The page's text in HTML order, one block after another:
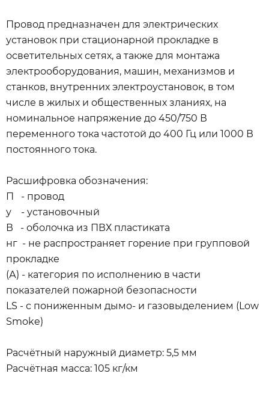
Провод предназначен для электрических
установок при стационарной прокладке в
осветительных сетях, а также для монтажа
электрооборудования, машин, механизмов и
станков, внутренних электроустановок, в том
числе в жилых и общественных зланиях, на
номинальное напряжение до 450/750 В
переменного тока частотой до 400 Гц или 1000 В
постоянного тока.
Расшифровка обозначения:
П - провод
у - установочный
В - оболочка из ПВХ пластиката
нг - не распространяет горение при групповой
прокладке
(А) - категория по исполнению в части
показателей пожарной безопасности
LS - с пониженным дымо- и газовыделением (Low
Smoke)
Расчётный наружный диаметр: 5,5 мм
Расчётная масса: 105 кг/км